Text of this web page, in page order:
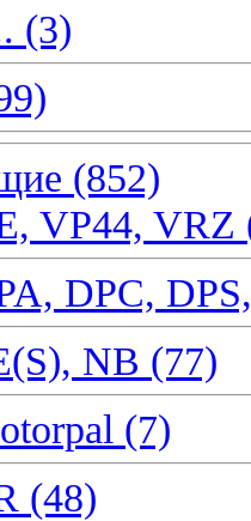
(3)
(852)
VP44, VRZ
DPC,
NB (77)
(7)
(48)